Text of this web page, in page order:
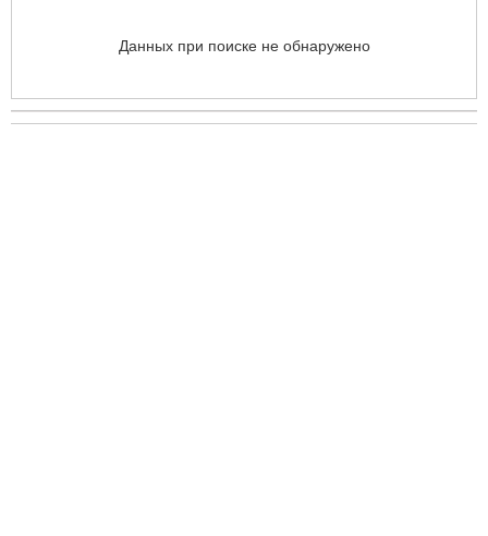
Данных при поиске не обнаружено